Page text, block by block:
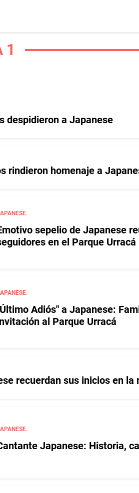
1
despidieron a Japanese
rindieron homenaje a
sepelio de Japanese
en el Parque Urracá
Adiós" a Japanese:
al Parque Urracá
recuerdan sus inicios en
Japanese: Historia,